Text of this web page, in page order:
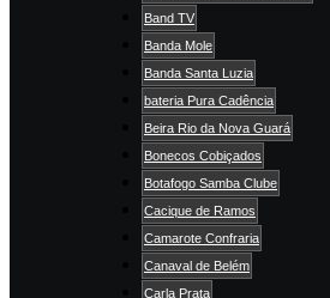
Band TV
Banda Mole
Banda Santa Luzia
bateria Pura Cadência
Beira Rio da Nova Guará
Bonecos Cobiçados
Botafogo Samba Clube
Cacique de Ramos
Camarote Confraria
Canaval de Belém
Carla Prata